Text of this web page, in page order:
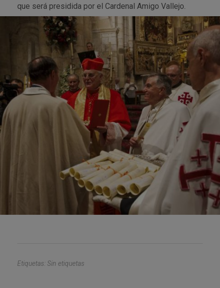
que será presidida por el Cardenal Amigo Vallejo.
Etiquetas: Sin etiquetas